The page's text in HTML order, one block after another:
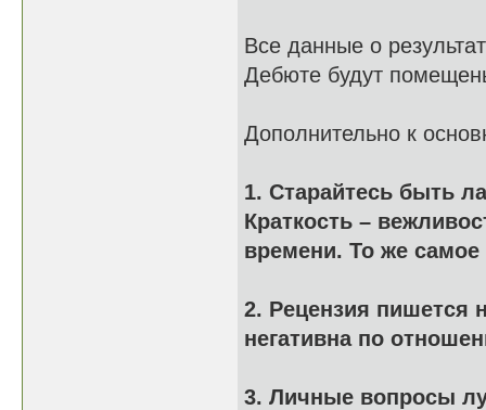
Все данные о
Дебюте будут
Дополнительно к
1. Старайтесь быть
Краткость –
времени. То же самое
2. Рецензия пишется
негативна по
3. Личные вопросы